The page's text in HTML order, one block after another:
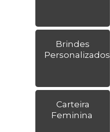
Brindes
Personalizados
Carteira
Feminina